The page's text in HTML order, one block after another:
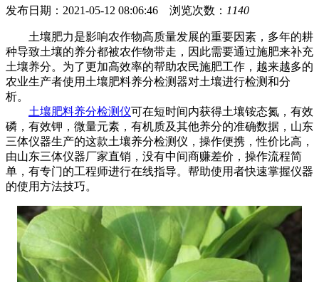
发布日期：2021-05-12 08:06:46 浏览次数： 1140
土壤肥力是影响农作物高质量发展的重要因素，多年的耕
种导致土壤的养分都被农作物带走，因此需要通过施肥来补充
土壤养分。为了更加高效率的帮助农民施肥工作，越来越多的
农业生产者使用土壤肥料养分检测器对土壤进行检测和分
析。
土壤肥料养分检测仪可在短时间内获得土壤铵态氮，有效
磷，有效钾，微量元素，有机质及其他养分的准确数据，山东
三体仪器生产的这款土壤养分检测仪，操作便携，性价比高，
由山东三体仪器厂家直销，没有中间商赚差价，操作流程简
单，有专门的工程师进行在线指导。帮助使用者快速掌握仪器
的使用方法技巧。